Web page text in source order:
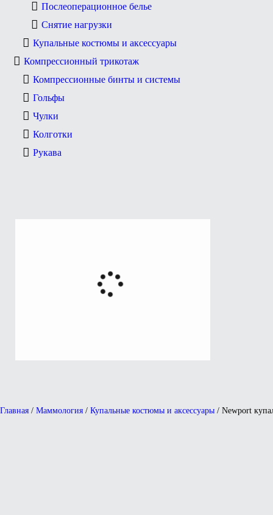
Главная / Маммология / Купальные костюмы и аксессуары / Newport
Послеоперационное белье
Снятие нагрузки
Купальные костюмы и аксессуары
Компрессионный трикотаж
Компрессионные бинты и системы
Гольфы
Чулки
Колготки
Рукава